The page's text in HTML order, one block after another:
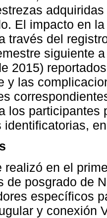
El impacto en
través del
siguiente
2015)
y las
los participantes
identificatorias,
realizó en el
de posgrado de
específicos
y conexión